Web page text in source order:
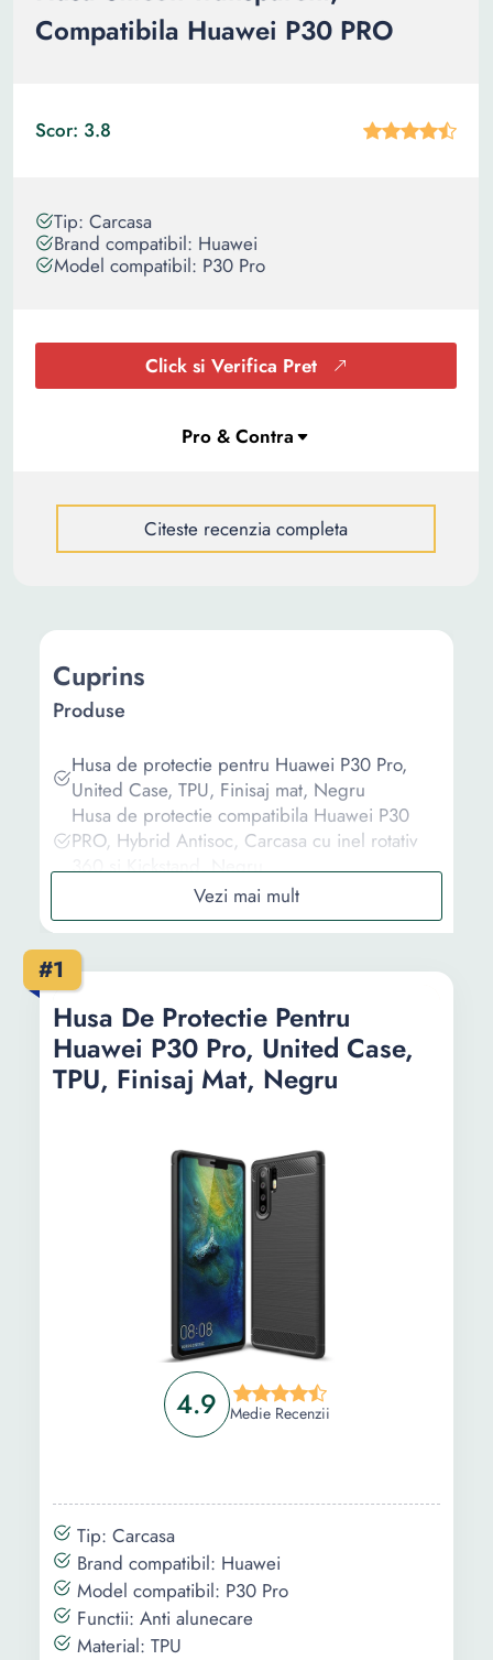
Compatibila Huawei P30 PRO
Scor: 3.8
Tip: Carcasa
Brand compatibil: Huawei
Model compatibil: P30 Pro
Click si Verifica Pret
Citeste recenzia completa
#1
4.9 Medie Recenzii
Husa De Protectie Pentru
Huawei P30 Pro, United Case,
TPU, Finisaj Mat, Negru
Tip: Carcasa
Brand compatibil: Huawei
Model compatibil: P30 Pro
Functii: Anti alunecare
Material: TPU
Cuprins
Produse
Husa de protectie pentru Huawei P30 Pro,
United Case, TPU, Finisaj mat, Negru
Husa de protectie compatibila Huawei P30
PRO, Hybrid Antisoc, Carcasa cu inel rotativ
360 si Kickstand, Negru
Husa Protectie Silicon Antisoc Tpu Transparent
Huawei P30 Pro
Husa pentru Huawei P30 Pro, Silicon, Negru,
47423.01
Husa Silicon Transparent, compatibila Huawei
P30 PRO
Informații
Intrebari Frecvente